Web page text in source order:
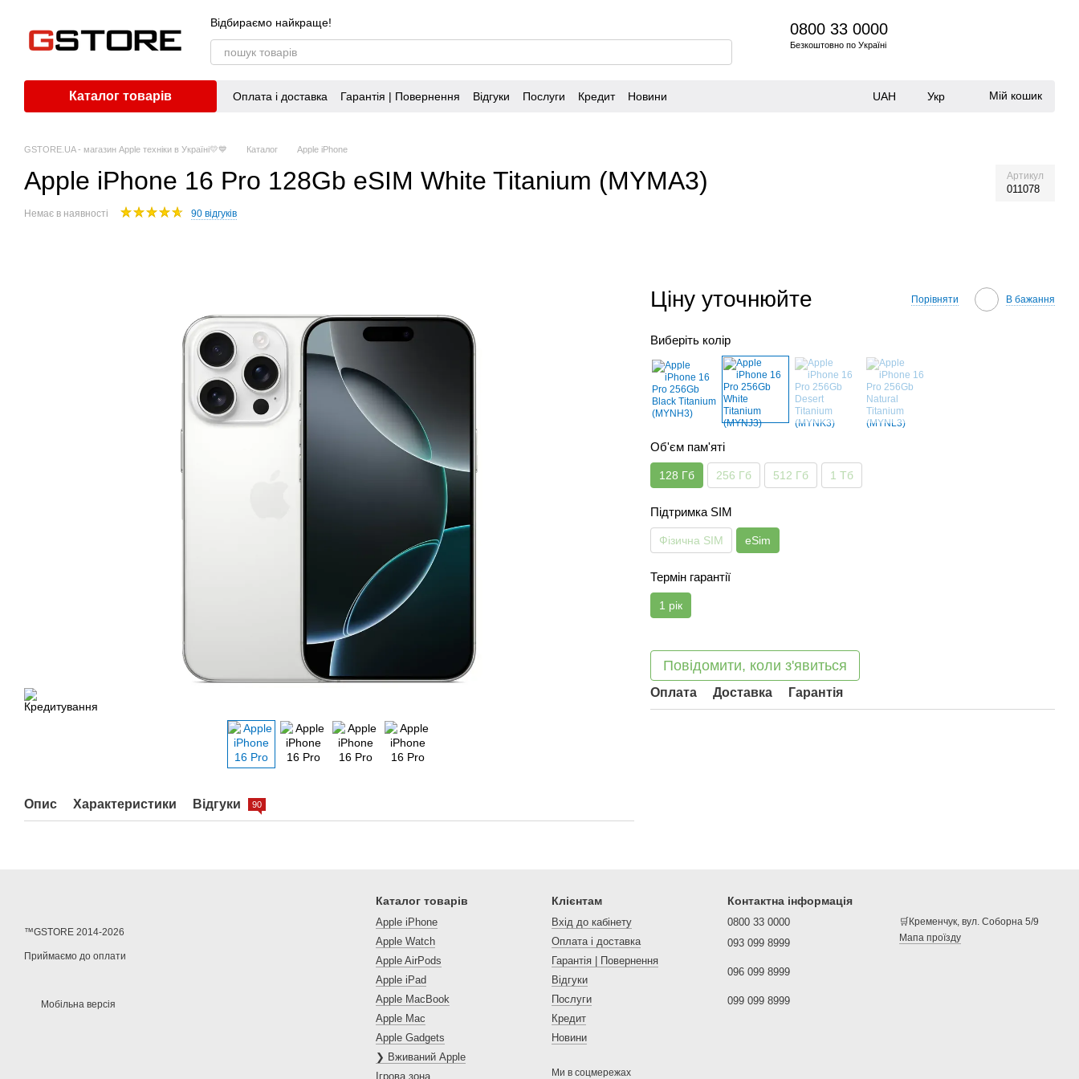
Відбираємо найкраще!
0800 33 0000
Безкоштовно по Україні
Каталог товарів Оплата і доставка Гарантія | Повернення Відгуки Послуги Кредит Новини UAH Укр Мій кошик
GSTORE.UA - магазин Apple техніки в Україні💛💙 Каталог Apple iPhone
Apple iPhone 16 Pro 128Gb eSIM White Titanium (MYMA3) Артикул
011078
Немає в наявності 90 відгуків
Опис Характеристики Відгуки 90
Ціну уточнюйте Порівняти В бажання
Виберіть колір
Об'єм пам'яті
128 Гб 256 Гб 512 Гб 1 Тб
Підтримка SIM
Фізична SIM eSim
Термін гарантії
1 рік
Повідомити, коли з'явиться
Оплата Доставка Гарантія
™GSTORE 2014-2026
Приймаємо до оплати
Мобільна версія
Каталог товарів
Apple iPhone
Apple Watch
Apple AirPods
Apple iPad
Apple MacBook
Apple Mac
Apple Gadgets
❯ Вживаний Apple
Ігрова зона
Клієнтам
Вхід до кабінету
Оплата і доставка
Гарантія | Повернення
Відгуки
Послуги
Кредит
Новини
Ми в соцмережах
Контактна інформація
0800 33 0000
093 099 8999
096 099 8999
099 099 8999
🛒Кременчук, вул. Соборна 5/9
Мапа проїзду